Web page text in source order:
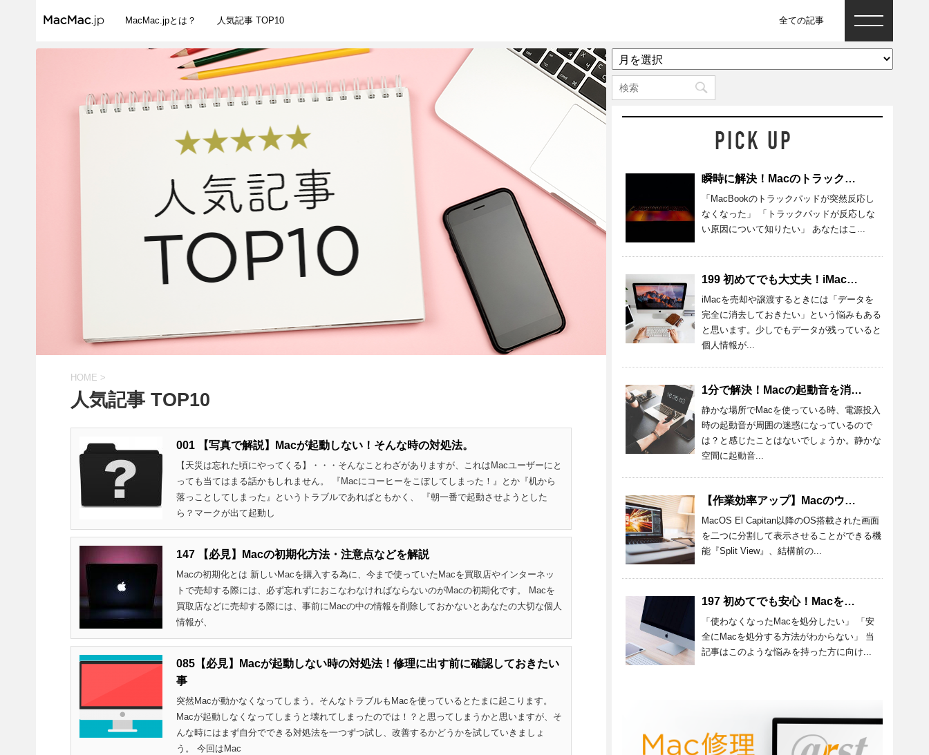
MacMac.jpとは？ 人気記事 TOP10 全ての記事
HOME >
人気記事 TOP10
001 【写真で解説】Macが起動しない！そんな時の対処法。
【天災は忘れた頃にやってくる】・・・そんなことわざがありますが、これはMacユーザーにと
っても当てはまる話かもしれません。 『Macにコーヒーをこぼしてしまった！』とか『机から
落っことしてしまった』というトラブルであればともかく、 『朝一番で起動させようとした
ら？マークが出て起動し
147 【必見】Macの初期化方法・注意点などを解説
Macの初期化とは 新しいMacを購入する為に、今まで使っていたMacを買取店やインターネッ
トで売却する際には、必ず忘れずにおこなわなければならないのがMacの初期化です。 Macを
買取店などに売却する際には、事前にMacの中の情報を削除しておかないとあなたの大切な個人
情報が、
085【必見】Macが起動しない時の対処法！修理に出す前に確認しておきたい
事
突然Macが動かなくなってしまう。そんなトラブルもMacを使っているとたまに起こります。
Macが起動しなくなってしまうと壊れてしまったのでは！？と思ってしまうかと思いますが、そ
んな時にはまず自分でできる対処法を一つずつ試し、改善するかどうかを試していきましょ
う。 今回はMac
ア
ー
カ
イ
瞬時に解決！Macのトラックパッドが反応しないときの原因と対処法
「MacBookのトラックパッドが突然反応し
なくなった」 「トラックパッドが反応しな
い原因について知りたい」 あなたはこ...
199 初めてでも大丈夫！iMacのデータを完全消去する準備・方法を紹介
iMacを売却や譲渡するときには「データを
完全に消去しておきたい」という悩みもある
と思います。少しでもデータが残っていると
個人情報が...
1分で解決！Macの起動音を消す設定方法とおすすめアプリを紹介！
静かな場所でMacを使っている時、電源投入
時の起動音が周囲の迷惑になっているので
は？と感じたことはないでしょうか。静かな
空間に起動音...
【作業効率アップ】Macのウィンドウを半分にする方法を詳しく解説
MacOS El Capitan以降のOS搭載された画面
を二つに分割して表示させることができる機
能『Split View』、結構前の...
197 初めてでも安心！Macを処分するときの準備と方法を詳しく解説！
「使わなくなったMacを処分したい」 「安
全にMacを処分する方法がわからない」 当
記事はこのような悩みを持った方に向け...